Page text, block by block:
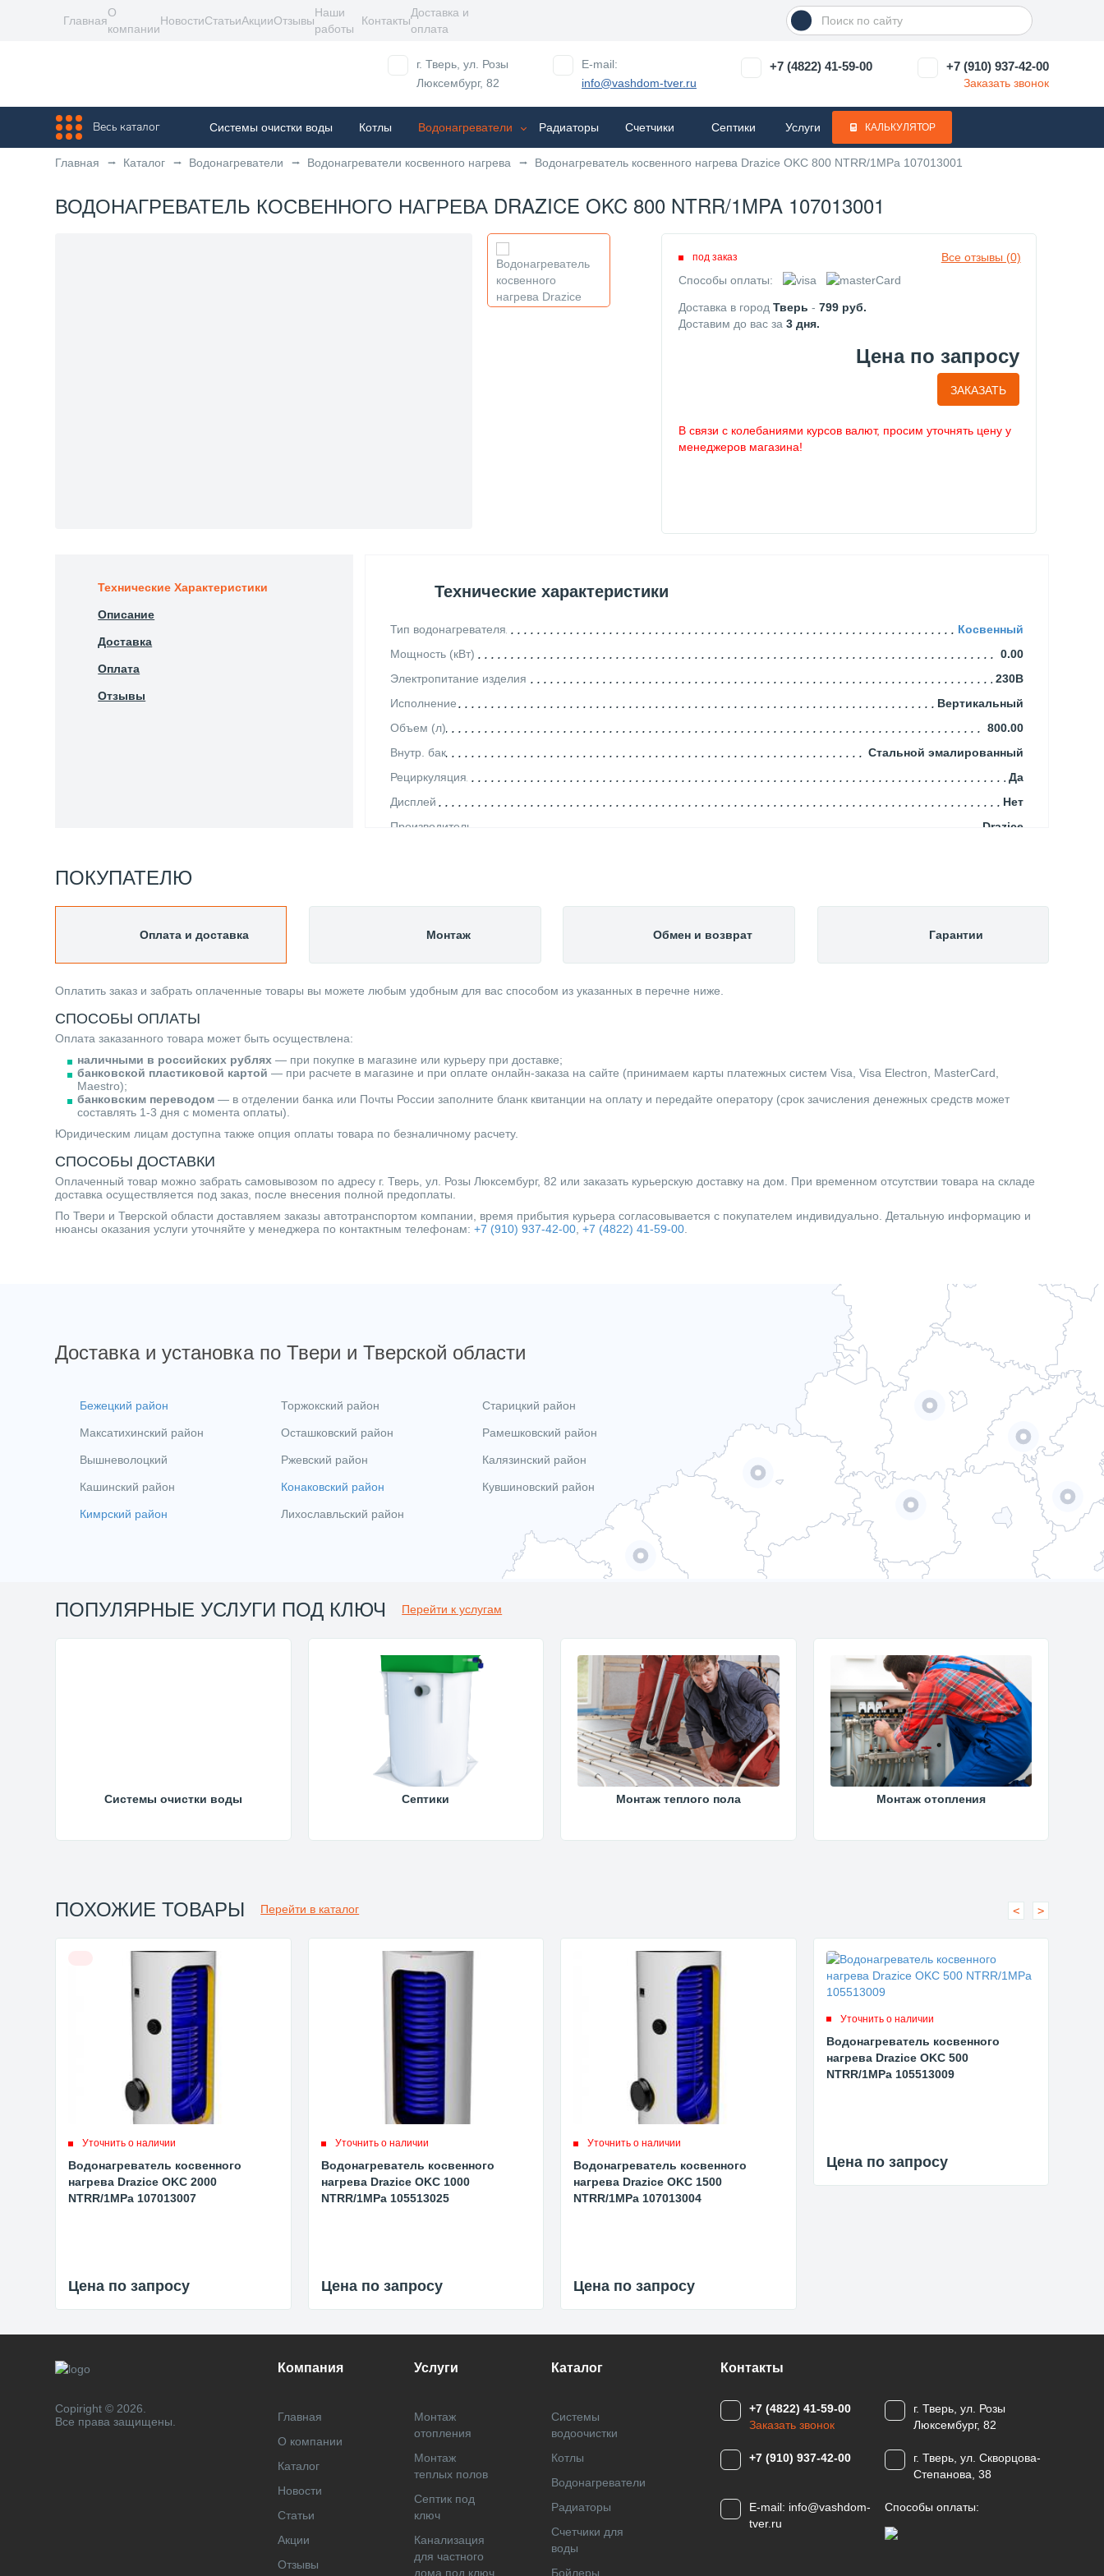
Главная
О
компании
НовостиСтатьиАкцииОтзывы
Наши
работы
Контакты
Доставка и
оплата
г. Тверь, ул. Розы
Люксембург, 82
E-mail:
info@vashdom-tver.ru
+7 (4822) 41-59-00 +7 (910) 937-42-00
Заказать звонок
Весь каталог Системы очистки воды Котлы Водонагреватели Радиаторы Cчетчики Септики Услуги КАЛЬКУЛЯТОР
Главная Каталог Водонагреватели Водонагреватели косвенного нагрева Водонагреватель косвенного нагрева Drazice OKC 800 NTRR/1MPa 107013001
ВОДОНАГРЕВАТЕЛЬ КОСВЕННОГО НАГРЕВА DRAZICE OKC 800 NTRR/1MPA 107013001
Все отзывы (0)
под заказ
Способы оплаты:
Доставка в город Тверь - 799 руб.
Доставим до вас за 3 дня.
Цена по запросу
ЗАКАЗАТЬ
В связи с колебаниями курсов валют, просим уточнять цену у
менеджеров магазина!
Технические Характеристики Технические характеристики
Тип водонагревателя
Косвенный
Мощность (кВт)
0.00
Электропитание изделия
230В
Исполнение
Вертикальный
Объем (л)
800.00
Внутр. бак
Стальной эмалированный
Рециркуляция
Да
Дисплей
Нет
Производитель
Drazice
Способ монтажа
Время нагрева воды (мин)
46.00
Диаметр подкл. к контуру отопления
Вес товара, нетто (кг)
Подводка коммуникаций
Нижняя
Описание
Доставка
Оплата
Отзывы
ПОКУПАТЕЛЮ
Оплата и доставка
Оплатить заказ и забрать оплаченные товары вы можете любым удобным для вас способом из указанных в перечне ниже.
СПОСОБЫ ОПЛАТЫ
Оплата заказанного товара может быть осуществлена:
наличными в российских рублях — при покупке в магазине или курьеру при доставке;
банковской пластиковой картой — при расчете в магазине и при оплате онлайн-заказа на сайте (принимаем карты платежных систем Visa, Visa Electron, MasterCard,
Maestro);
банковским переводом — в отделении банка или Почты России заполните бланк квитанции на оплату и передайте оператору (срок зачисления денежных средств может
составлять 1-3 дня с момента оплаты).
Юридическим лицам доступна также опция оплаты товара по безналичному расчету.
СПОСОБЫ ДОСТАВКИ
Оплаченный товар можно забрать самовывозом по адресу г. Тверь, ул. Розы Люксембург, 82 или заказать курьерскую доставку на дом. При временном отсутствии товара на складе
доставка осуществляется под заказ, после внесения полной предоплаты.
По Твери и Тверской области доставляем заказы автотранспортом компании, время прибытия курьера согласовывается с покупателем индивидуально. Детальную информацию и
нюансы оказания услуги уточняйте у менеджера по контактным телефонам:+7 (910) 937-42-00 ,+7 (4822) 41-59-00
Монтаж Обмен и возврат Гарантии
Доставка и установка по Твери и Тверской области
Бежецкий район
Максатихинский район
Вышневолоцкий
Кашинский район
Кимрский район
Торжокский район
Осташковский район
Ржевский район
Конаковский район
Лихославльский район
Старицкий район
Рамешковский район
Калязинский район
Кувшиновский район
ПОПУЛЯРНЫЕ УСЛУГИ ПОД КЛЮЧ Перейти к услугам
Системы очистки воды Септики Монтаж теплого пола Монтаж отопления
ПОХОЖИЕ ТОВАРЫ Перейти в каталог
Уточнить о наличии
Водонагреватель косвенного
нагрева Drazice OKC 2000
NTRR/1MPa 107013007
Цена по запросу
Уточнить о наличии
Водонагреватель косвенного
нагрева Drazice OKC 1000
NTRR/1MPa 105513025
Цена по запросу
Уточнить о наличии
Водонагреватель косвенного
нагрева Drazice OKC 1500
NTRR/1MPa 107013004
Цена по запросу
Уточнить о наличии
Водонагреватель косвенного
нагрева Drazice OKC 500
NTRR/1MPa 105513009
Цена по запросу
< >
Copiright © 2026.
Все права защищены.
Компания
Главная
О компании
Каталог
Новости
Статьи
Акции
Отзывы
Услуги
Монтаж
отопления
Монтаж
теплых полов
Септик под
ключ
Канализация
для частного
дома под ключ
Каталог
Системы
водоочистки
Котлы
Водонагреватели
Радиаторы
Cчетчики для
воды
Бойлеры
Контакты
+7 (4822) 41-59-00
Заказать звонок
г. Тверь, ул. Розы
Люксембург, 82
+7 (910) 937-42-00
г. Тверь, ул. Скворцова-
Степанова, 38
E-mail: info@vashdom-
tver.ru
Способы оплаты: